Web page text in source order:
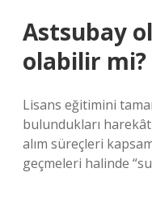
Astsubay
olabilir mi?
Lisans eğitimini
bulundukları
alım süreçleri
geçmeleri halinde